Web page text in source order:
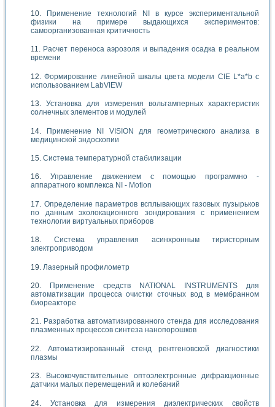
Применение технологий NI в курсе экспериментальной
физики на примере выдающихся экспериментов:
самоорганизованная критичность
Расчет переноса аэрозоля и выпадения осадка в реальном
времени
Формирование линейной шкалы цвета модели CIE L*a*b с
использованием LabVIEW
Установка для измерения вольтамперных характеристик
солнечных элементов и модулей
Применение NI VISION для геометрического анализа в
медицинской эндоскопии
Система температурной стабилизации
Управление движением с помощью программно -
аппаратного комплекса NI - Motion
Определение параметров всплывающих газовых пузырьков
по данным эхолокационного зондирования с применением
технологии виртуальных приборов
Система управления асинхронным тиристорным
электроприводом
Лазерный профилометр
Применение средств NATIONAL INSTRUMENTS для
автоматизации процесса очистки сточных вод в мембранном
биореакторе
Разработка автоматизированного стенда для исследования
плазменных процессов синтеза нанопорошков
Автоматизированный стенд рентгеновской диагностики
плазмы
Высокочувствительные оптоэлектронные дифракционные
датчики малых перемещений и колебаний
Установка для измерения диэлектрических свойств